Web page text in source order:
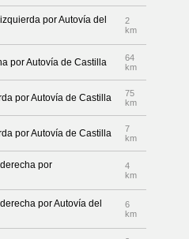
por Autovía del
2
km
por Autovía de Castilla
64
km
por Autovía de Castilla
75
km
por Autovía de Castilla
7
km
por
4
km
por Autovía del
6
km